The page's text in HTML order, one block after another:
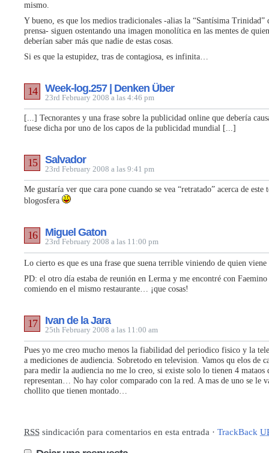
mismo.
Y bueno, es que los medios tradicionales -alias la “Santísima
prensa- siguen ostentando una imagen monolítica en las mentes de
deberían saber más que nadie de estas cosas.
Si es que la estupidez, tras de contagiosa, es infinita…
Week-log.257 | Denken Über
23rd February 2008 a las 4:46 pm
14
[...] Tecnorantes y una frase sobre la publicidad online que debería
fuese dicha por uno de los capos de la publicidad mundial [...]
Salvador
23rd February 2008 a las 9:41 pm
15
Me gustaría ver que cara pone cuando se vea “retratado” acerca de este
blogosfera
Miguel Gaton
23rd February 2008 a las 11:00 pm
16
Lo cierto es que es una frase que suena terrible viniendo de quien viene
PD: el otro día estaba de reunión en Lerma y me encontré con Faemino
comiendo en el mismo restaurante… ¡que cosas!
Ivan de la Jara
25th February 2008 a las 11:00 am
17
Pues yo me creo mucho menos la fiabilidad del periodico fisico y la
a mediciones de audiencia. Sobretodo en television. Vamos qu elos de
para medir la audiencia no me lo creo, si existe solo lo tienen 4 mataos
representan… No hay color comparado con la red. A mas de uno se le
chollito que tienen montado…
RSS sindicación para comentarios en esta entrada · TrackBack